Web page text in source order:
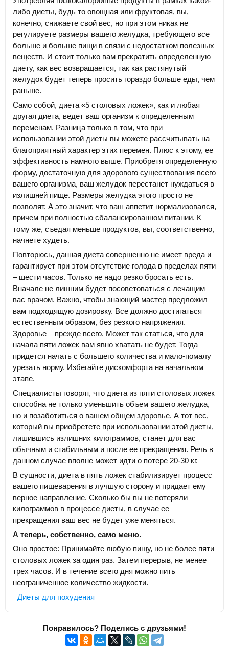
либо диеты, будь то овощная или фруктовая, вы,
конечно, снижаете свой вес, но при этом никак не
регулируете размеры вашего желудка, требующего все
больше и больше пищи в связи с недостатком полезных
веществ. И стоит только вам прекратить определенную
диету, как вес возвращается, так как растянутый
желудок будет теперь просить гораздо больше еды, чем
раньше.
Само собой, диета «5 столовых ложек», как и любая
другая диета, ведет ваш организм к определенным
переменам. Разница только в том, что при
использовании этой диеты вы можете рассчитывать на
благоприятный характер этих перемен. Плюс к этому, ее
эффективность намного выше. Приобретя определенную
форму, достаточную для здорового существования всего
вашего организма, ваш желудок перестанет нуждаться в
излишней пище. Размеры желудка этого просто не
позволят. А это значит, что ваш аппетит нормализовался,
причем при полностью сбалансированном питании. К
тому же, съедая меньше продуктов, вы, соответственно,
начнете худеть.
Повторюсь, данная диета совершенно не имеет вреда и
гарантирует при этом отсутствие голода в пределах пяти
– шести часов. Только не надо резко бросать есть.
Вначале не лишним будет посоветоваться с лечащим
вас врачом. Важно, чтобы знающий мастер предложил
вам подходящую дозировку. Все должно достигаться
естественным образом, без резкого напряжения.
Здоровье – прежде всего. Может так статься, что для
начала пяти ложек вам явно хватать не будет. Тогда
придется начать с большего количества и мало-помалу
урезать норму. Избегайте дискомфорта на начальном
этапе.
Специалисты говорят, что диета из пяти столовых ложек
способна не только уменьшить объем вашего желудка,
но и позаботиться о вашем общем здоровье. А тот вес,
который вы приобретете при использовании этой диеты,
лишившись излишних килограммов, станет для вас
обычным и стабильным и после ее прекращения. Речь в
данном случае вполне может идти о потере 20-30 кг.
В сущности, диета в пять ложек стабилизирует процесс
вашего пищеварения в лучшую сторону и придает ему
верное направление. Сколько бы вы не потеряли
килограммов в процессе диеты, в случае ее
прекращения ваш вес не будет уже меняться.
А теперь, собственно, само меню.
Оно простое: Принимайте любую пищу, но не более пяти
столовых ложек за один раз. Затем перерыв, не менее
трех часов. И в течение всего дня можно пить
неограниченное количество жидкости.
Диеты для похудения
Понравилось? Поделись с друзьями!